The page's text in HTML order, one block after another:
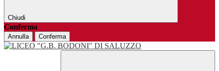
Chiudi
Conferma
Annulla Conferma